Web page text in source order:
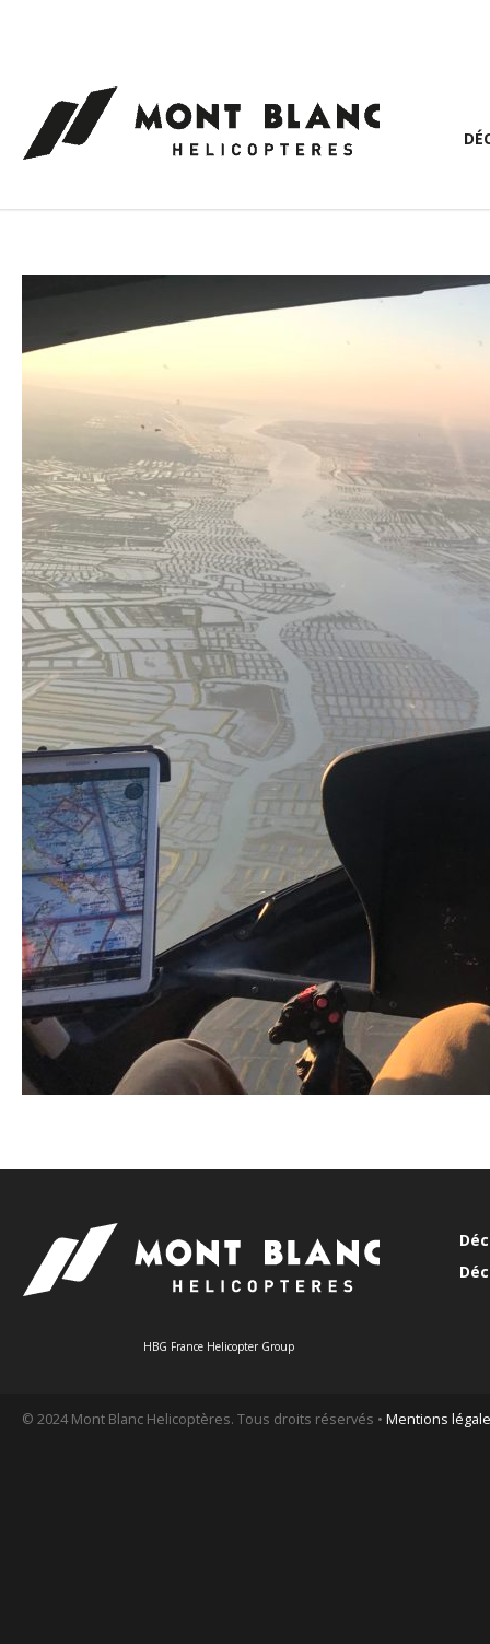
HBG France Helicopter Group
© 2024 Mont Blanc Helicoptères. Tous droits réservés • Mentions